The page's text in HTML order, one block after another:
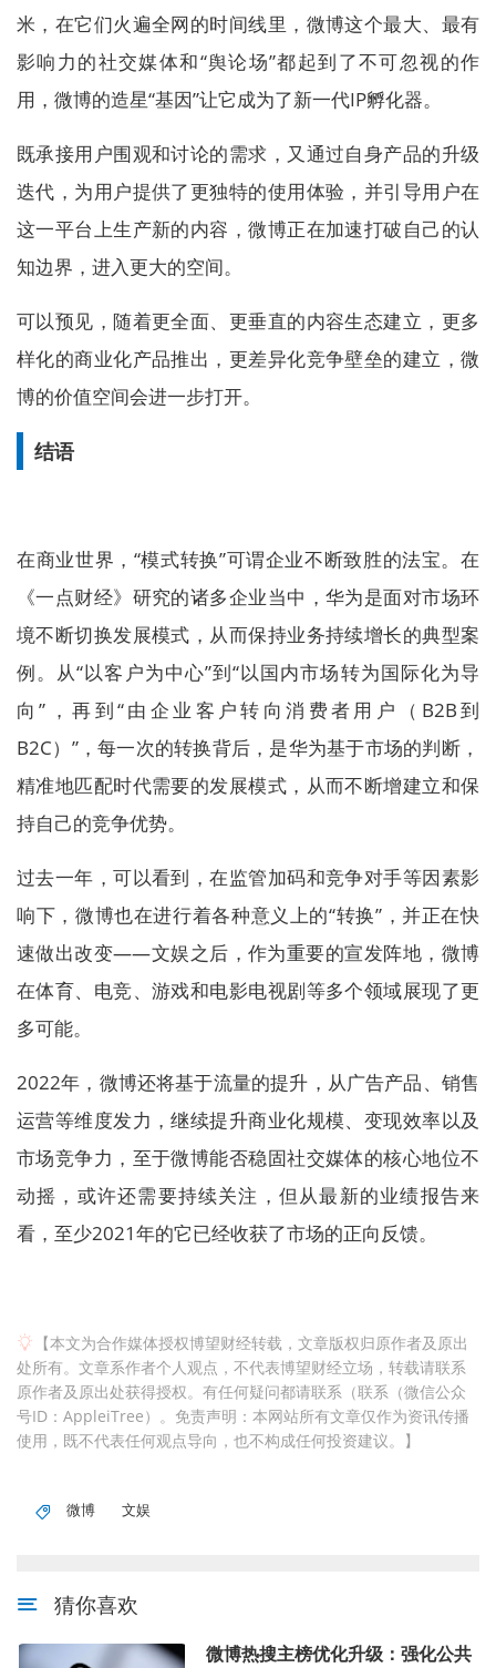
米，在它们火遍全网的时间线里，微博这个最大、最有
影响力的社交媒体和“舆论场”都起到了不可忽视的作
用，微博的造星“基因”让它成为了新一代IP孵化器。
既承接用户围观和讨论的需求，又通过自身产品的升级
迭代，为用户提供了更独特的使用体验，并引导用户在
这一平台上生产新的内容，微博正在加速打破自己的认
知边界，进入更大的空间。
可以预见，随着更全面、更垂直的内容生态建立，更多
样化的商业化产品推出，更差异化竞争壁垒的建立，微
博的价值空间会进一步打开。
结语
在商业世界，“模式转换”可谓企业不断致胜的法宝。在
《一点财经》研究的诸多企业当中，华为是面对市场环
境不断切换发展模式，从而保持业务持续增长的典型案
例。从“以客户为中心”到“以国内市场转为国际化为导
向”，再到“由企业客户转向消费者用户（B2B到
B2C）”，每一次的转换背后，是华为基于市场的判断，
精准地匹配时代需要的发展模式，从而不断增建立和保
持自己的竞争优势。
过去一年，可以看到，在监管加码和竞争对手等因素影
响下，微博也在进行着各种意义上的“转换”，并正在快
速做出改变——文娱之后，作为重要的宣发阵地，微博
在体育、电竞、游戏和电影电视剧等多个领域展现了更
多可能。
2022年，微博还将基于流量的提升，从广告产品、销售
运营等维度发力，继续提升商业化规模、变现效率以及
市场竞争力，至于微博能否稳固社交媒体的核心地位不
动摇，或许还需要持续关注，但从最新的业绩报告来
看，至少2021年的它已经收获了市场的正向反馈。
【本文为合作媒体授权博望财经转载，文章版权归原作者及原出
处所有。文章系作者个人观点，不代表博望财经立场，转载请联系
原作者及原出处获得授权。有任何疑问都请联系（联系（微信公众
号ID：AppleiTree）。免责声明：本网站所有文章仅作为资讯传播
使用，既不代表任何观点导向，也不构成任何投资建议。】
微博 文娱
猜你喜欢
微博热搜主榜优化升级：强化公共